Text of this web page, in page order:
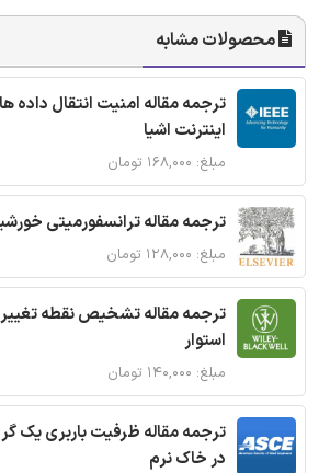
محصولات مشابه
اینترنت اشیا
مبلغ: ۱۶۸,۰۰۰ تومان
ترجمه مقاله ترانسفورمیتی
مبلغ: ۱۲۸,۰۰۰ تومان
ترجمه مقاله تشخیص نقطه تغییر
استوار
مبلغ: ۱۴۰,۰۰۰ تومان
ترجمه مقاله ظرفیت باربری یک
در خاک نرم